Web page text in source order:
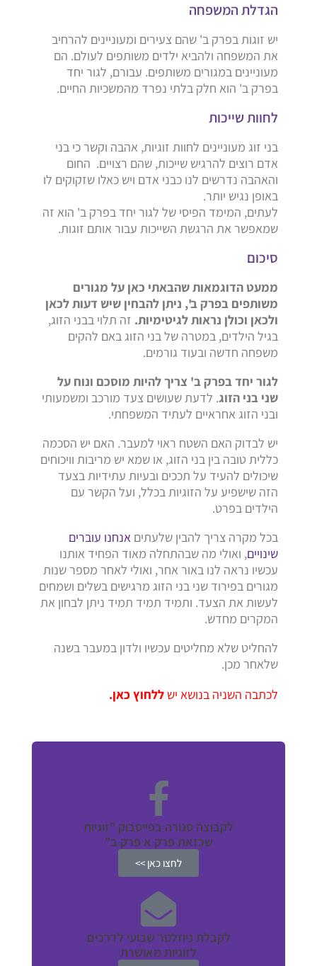
הגדלת המשפחה
יש זוגות בפרק ב' שהם צעירים ומעוניינים להרחיב
את המשפחה ולהביא ילדים משותפים לעולם. הם
מעוניינים במגורים משותפים. עבורם, לגור יחד
בפרק ב' הוא חלק בלתי נפרד מהמשכיות החיים.
לחוות שייכות
בני זוג מעוניינים לחוות זוגיות, אהבה וקשר כי בני
אדם רוצים להרגיש שייכות, שהם רצויים. החום
והאהבה נדרשים לנו כבני אדם ויש כאלו שזקוקים לו
באופן נגיש יותר.
לעתים, המימד הפיסי של לגור יחד בפרק ב' הוא זה
שמאפשר את הרגשת השייכות עבור אותם זוגות.
סיכום
ממעט הדוגמאות שהבאתי כאן על מגורים
משותפים בפרק ב', ניתן להבחין שיש דעות לכאן
ולכאן וכולן נראות לגיטימיות. זה תלוי בבני הזוג,
בגיל הילדים, במטרה של בני הזוג באם להקים
משפחה חדשה ובעוד גורמים.
לגור יחד בפרק ב' צריך להיות מוסכם ונוח על
שני בני הזוג. לדעת שעושים צעד מורכב ומשמעותי
ובני הזוג אחראיים לעתיד המשפחתי.
יש לבדוק האם השטח ראוי למעבר. האם יש הסכמה
כללית טובה בין בני הזוג, או שמא יש מריבות וויכוחים
שיכולים להעיד על תככים ובעיות עתידיות בצעד
הזה שישפיע על הזוגיות בכלל, ועל הקשר עם
הילדים בפרט.
בכל מקרה צריך להבין שלעתים אנחנו עוברים
שינויים, ואולי מה שבהתחלה מאוד הפחיד אותנו
עכשיו נראה לנו באור אחר, ואולי לאחר מספר שנות
מגורים בפירוד שני בני הזוג מרגישים בשלים ושמחים
לעשות את הצעד. ותמיד תמיד תמיד ניתן לבחון את
המקרים מחדש.
להחליט שלא מחליטים עכשיו ולדון במעבר בשנה
שלאחר מכן.
לכתבה השניה בנושא יש ללחוץ כאן.
לקבוצה סגורה בפייסבוק "זוגיות
שכזאת פרק א פרק ב"
לחצו כאן >>
לקבלת ניוזלטר שבועי לדרכים
לזוגיות מאושרת